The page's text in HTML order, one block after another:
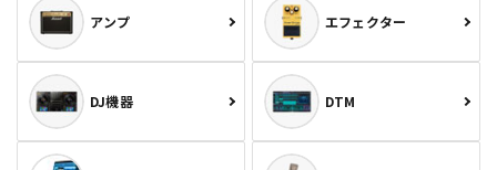
アンプ エフェクター
DJ機器 DTM